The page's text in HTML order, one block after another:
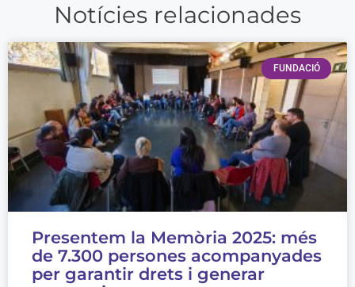
Notícies relacionades
FUNDACIÓ
Presentem la Memòria 2025: més
de 7.300 persones acompanyades
per garantir drets i generar